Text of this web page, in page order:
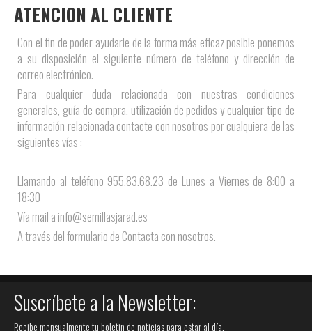
ATENCION AL CLIENTE
Con el fin de poder ayudarle de la forma más eficaz posible ponemos
a su disposición el siguiente número de teléfono y dirección de
correo electrónico.
Para cualquier duda relacionada con nuestras condiciones
generales, guía de compra, utilización de pedidos y cualquier tipo de
información relacionada contacte con nosotros por cualquiera de las
siguientes vías :
Llamando al teléfono 955.83.68.23 de Lunes a Viernes de 8:00 a
18:30
Vía mail a info@semillasjarad.es
A través del formulario de Contacta con nosotros.
Suscríbete a la Newsletter:
Recibe mensualmente tu boletin de noticias para estar al día.